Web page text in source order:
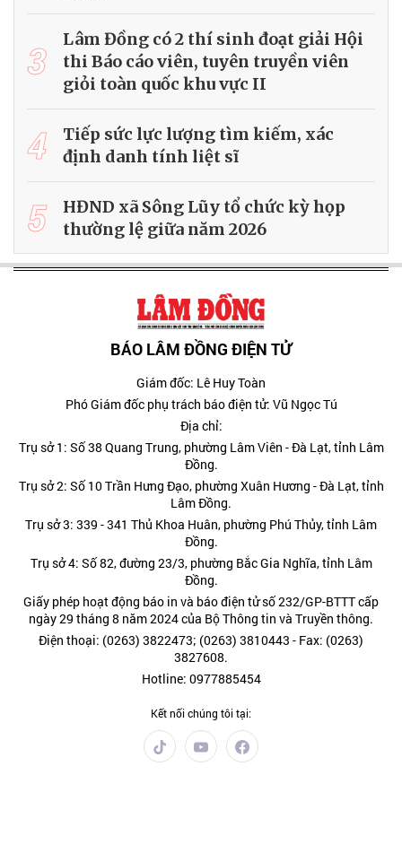
3
Lâm Đồng có 2 thí sinh đoạt giải Hội
thi Báo cáo viên, tuyên truyền viên
giỏi toàn quốc khu vực II
4
Tiếp sức lực lượng tìm kiếm, xác
định danh tính liệt sĩ
5
HĐND xã Sông Lũy tổ chức kỳ họp
thường lệ giữa năm 2026
BÁO LÂM ĐỒNG ĐIỆN TỬ
Giám đốc: Lê Huy Toàn
Phó Giám đốc phụ trách báo điện tử: Vũ Ngọc Tú
Địa chỉ:
Trụ sở 1: Số 38 Quang Trung, phường Lâm Viên - Đà Lạt, tỉnh Lâm
Đồng.
Trụ sở 2: Số 10 Trần Hưng Đạo, phường Xuân Hương - Đà Lạt, tỉnh
Lâm Đồng.
Trụ sở 3: 339 - 341 Thủ Khoa Huân, phường Phú Thủy, tỉnh Lâm
Đồng.
Trụ sở 4: Số 82, đường 23/3, phường Bắc Gia Nghĩa, tỉnh Lâm
Đồng.
Giấy phép hoạt động báo in và báo điện tử số 232/GP-BTTT cấp
ngày 29 tháng 8 năm 2024 của Bộ Thông tin và Truyền thông.
Điện thoại: (0263) 3822473; (0263) 3810443 - Fax: (0263)
3827608.
Hotline: 0977885454
Kết nối chúng tôi tại: